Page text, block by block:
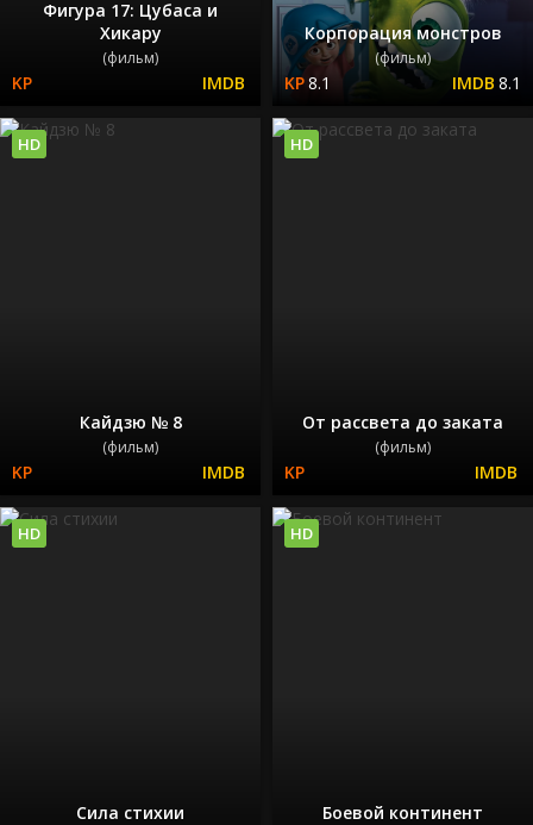
Фигура 17: Цубаса и
Хикару
(фильм)
Корпорация монстров
(фильм)
8.1 8.1
Кайдзю № 8
(фильм)
HD
От рассвета до заката
(фильм)
HD
Сила стихии
HD
Боевой континент
HD